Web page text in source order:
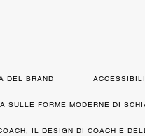
DEL BRAND
SULLE FORME MODERNE DI
IL DESIGN DI COACH E